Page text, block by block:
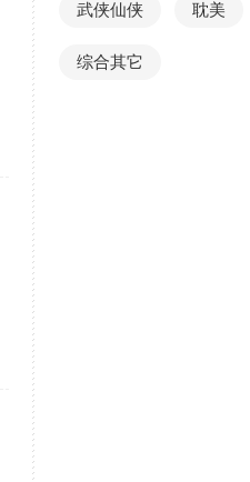
武侠仙侠 耽美
综合其它